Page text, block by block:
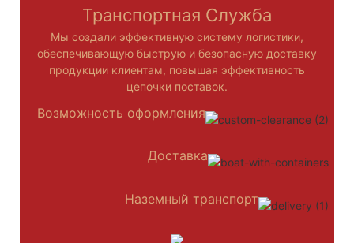
Транспортная Служба
Мы создали эффективную систему логистики,
обеспечивающую быструю и безопасную доставку
продукции клиентам, повышая эффективность
цепочки поставок.
Возможность оформления
Доставка
Наземный транспорт